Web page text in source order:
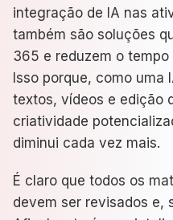
integração de IA nas
também são soluções
365 e reduzem o
Isso porque, como uma
textos, vídeos e edição
criatividade
diminui cada vez mais.
É claro que todos os
devem ser revisados e,